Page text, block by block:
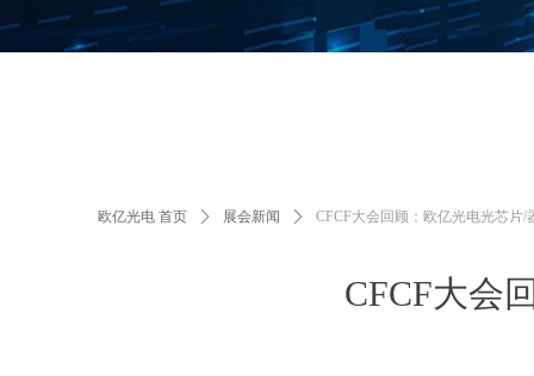
CFCF大会
欧亿光电 首页 ꄲ 展会新闻 ꄲ CFCF大会回顾：欧亿光电光芯片